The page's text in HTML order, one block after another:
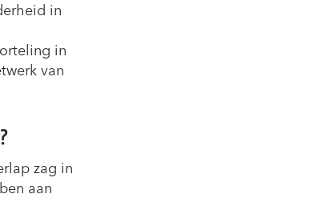
in
in
van
zag in
aan